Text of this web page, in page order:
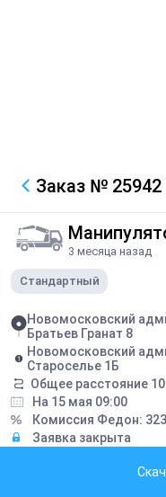
Заказ № 25942
3 месяца назад
Стандартный
Новомосковский
Братьев Гранат 8
Новомосковский
Староселье 1Б
Общее расстояние
На 15 мая 09:00
Комиссия Федон:
Заявка закрыта